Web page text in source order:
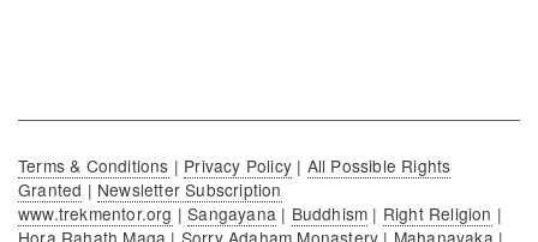
Terms & Conditions | Privacy Policy | All Possible Rights
Granted | Newsletter Subscription
www.trekmentor.org |Sangayana | Buddhism | Right Religion |
Hora Rahath Maga | Sorry Adaham Monastery | Mahanayaka |